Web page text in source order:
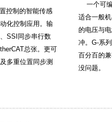
控制的智能传感
化控制应用。输
SSI同步串行数
总张。更可
多重位置同步测
一个可编
适合一般
的电压与
冲。G-系
百分百的
没问题。